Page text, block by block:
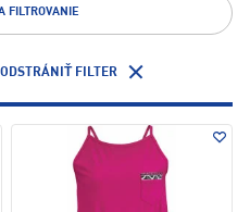
FILTROVANIE
ODSTRÁNIŤ FILTER